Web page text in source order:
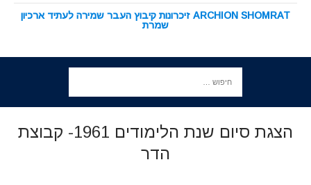
ARCHION SHOMRAT זיכרונות קיבוץ העבר שמירה לעתיד ארכיון
שמרת
הצגת סיום שנת הלימודים 1961- קבוצת
הדר